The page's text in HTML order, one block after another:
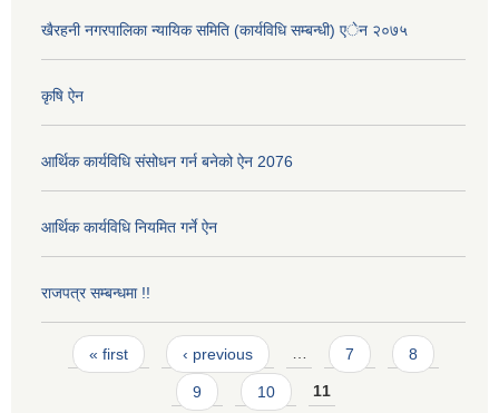
खैरहनी नगरपालिका न्यायिक समिति (कार्यविधि सम्बन्धी) एेन २०७५
कृषि ऐन
आर्थिक कार्यविधि संसोधन गर्न बनेको ऐन 2076
आर्थिक कार्यविधि नियमित गर्ने ऐन
राजपत्र सम्बन्धमा !!
Pages
« first ‹ previous … 7 8
9 10 11